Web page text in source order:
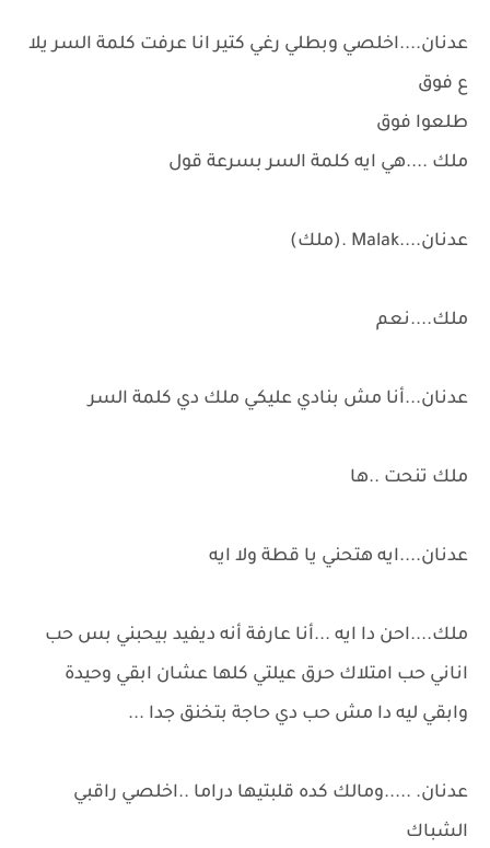
عدنان....اخلصي وبطلي رغي كتير انا عرفت كلمة السر يلا
ع فوق
طلعوا فوق
ملك ....هي ايه كلمة السر بسرعة قول
عدنان....Malak .(ملك)
ملك....نعم
عدنان...أنا مش بنادي عليكي ملك دي كلمة السر
ملك تنحت ..ها
عدنان....ايه هتحني يا قطة ولا ايه
ملك....احن دا ايه ...أنا عارفة أنه ديفيد بيحبني بس حب
اناني حب امتلاك حرق عيلتي كلها عشان ابقي وحيدة
وابقي ليه دا مش حب دي حاجة بتخنق جدا ...
عدنان. .....ومالك كده قلبتيها دراما ..اخلصي راقبي
الشباك